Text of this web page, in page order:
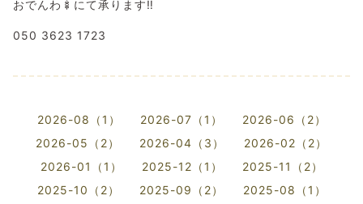
おでんわ🍢にて承ります‼️
050 3623 1723
2026-08（1） 2026-07（1）
2026-06（2）
2026-05（2）
2026-04（3）
2026-02（2）
2026-01（1）
2025-12（1）
2025-11（2）
2025-10（2）
2025-09（2）
2025-08（1）